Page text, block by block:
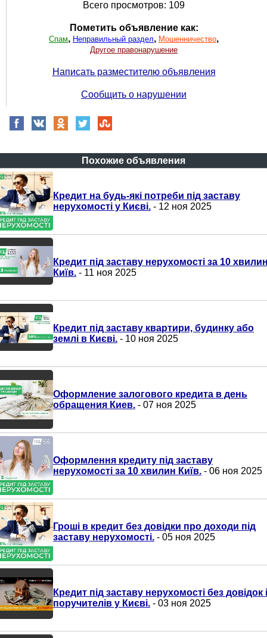
Всего просмотров: 109
Пометить объявление как:
Спам, Неправильный раздел, Мошенничество,
Другое правонарушение
Написать разместителю объявления
Сообщить о нарушении
Похожие объявления
Кредит на будь-які потреби під заставу
нерухомості у Києві. - 12 ноя 2025
Кредит під заставу нерухомості за 10
Київ. - 11 ноя 2025
Кредит під заставу квартири, будинку або
землі в Києві. - 10 ноя 2025
Оформление залогового кредита в день
обращения Киев. - 07 ноя 2025
Оформлення кредиту під заставу
нерухомості за 10 хвилин Київ. - 06 ноя 2025
Гроші в кредит без довідки про доходи під
заставу нерухомості. - 05 ноя 2025
Кредит під заставу нерухомості без довідок і
поручителів у Києві. - 03 ноя 2025